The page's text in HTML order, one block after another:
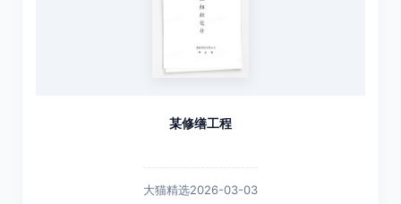
某修缮工程
大猫精选2026-03-03